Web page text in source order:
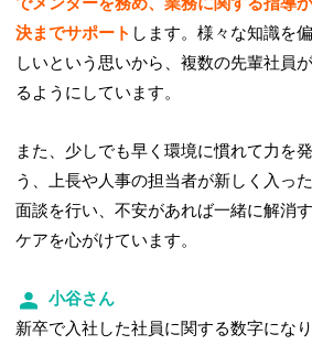
決までサポート します。様々な知識を
しいという思いから、複数の先輩社員
るようにしています。
また、少しでも早く環境に慣れて力を
う、上長や人事の担当者が新しく入っ
面談を行い、不安があれば一緒に解消
ケアを心がけています。
小谷さん
新卒で入社した社員に関する数字にな